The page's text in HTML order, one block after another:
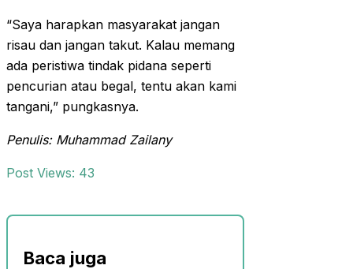
“Saya harapkan masyarakat jangan
risau dan jangan takut. Kalau memang
ada peristiwa tindak pidana seperti
pencurian atau begal, tentu akan kami
tangani,” pungkasnya.
Penulis: Muhammad Zailany
Post Views: 43
Baca juga